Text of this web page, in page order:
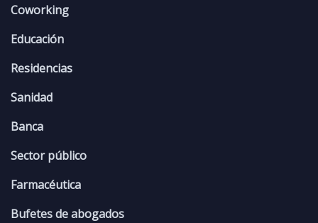
Coworking
Educación
Residencias
Sanidad
Banca
Sector público
Farmacéutica
Bufetes de abogados